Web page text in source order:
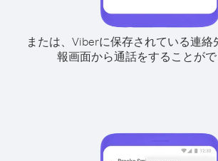
または、Viberに保存されている連絡
報画面から通話をすることがで